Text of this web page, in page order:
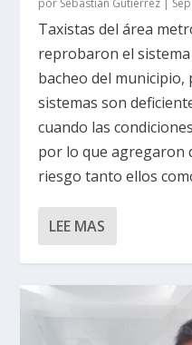
por Sebastián Gutiérrez |
Taxistas del área
reprobaron el
bacheo del municipio,
sistemas son
cuando las
por lo que agregaron
riesgo tanto ellos
LEE MAS